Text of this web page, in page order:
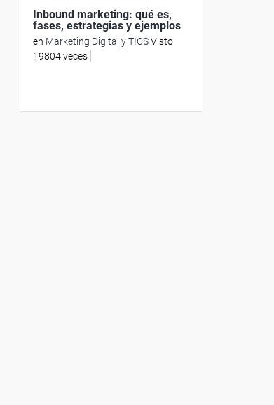
Inbound marketing: qué es,
fases, estrategias y ejemplos
en Marketing Digital y TICS Visto
19804 veces